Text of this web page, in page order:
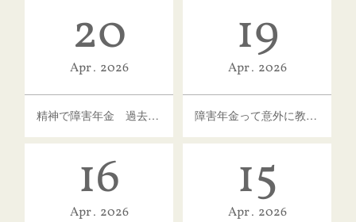
20
Apr 2026
精神で障害年金 過去の通院歴について
19
Apr 2026
障害年金って意外に教えてもらえない
16
Apr 2026
15
Apr 2026